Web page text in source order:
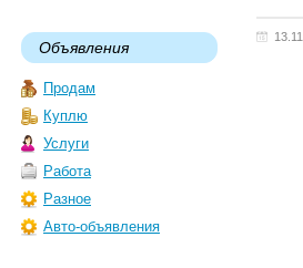
Объявления
Продам
Куплю
Услуги
Работа
Разное
Авто-объявления